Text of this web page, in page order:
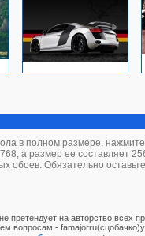
в полном размере,
а размер ее составляет
обоев. Обязательно
претендует на авторство всех
вопросам -